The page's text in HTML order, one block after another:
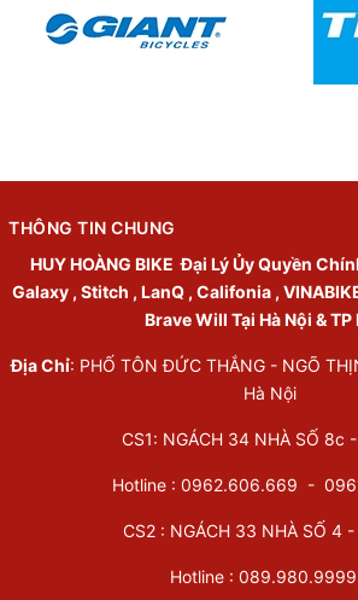
THÔNG TIN CHUNG
HUY HOÀNG BIKE Đại Lý Ủy Quyền
Galaxy , Stitch , LanQ , Califonia ,
Brave Will Tại Hà Nội & TP
Địa Chỉ: PHỐ TÔN ĐỨC THẮNG - NGÕ
Hà Nội
CS1: NGÁCH 34 NHÀ SỐ 8c
Hotline : 0962.606.669 -
CS2 : NGÁCH 33 NHÀ SỐ 4
Hotline : 089.980.9999